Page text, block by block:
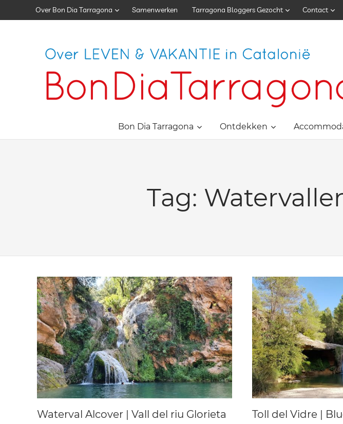
to
Over Bon Dia Tarragona Samenwerken Tarragona Bloggers Gezocht Contact
Bon Dia Tarragona Ontdekken
Tag:
Waterval Alcover | Vall del riu Glorieta
Toll del Vidre |